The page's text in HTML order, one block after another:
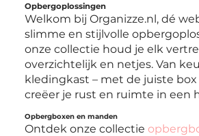
Opbergoplossingen
Welkom bij Organizze.nl, dé
slimme en stijlvolle
onze collectie houd je elk
overzichtelijk en netjes. Van
kledingkast – met de juiste box
creëer je rust en ruimte in een
Opbergboxen en manden
Ontdek onze collectie